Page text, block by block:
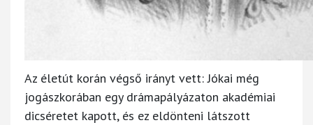
Az életút korán végső irányt vett: Jókai még
jogászkorában egy drámapályázaton akadémiai
dicséretet kapott, és ez eldönteni látszott